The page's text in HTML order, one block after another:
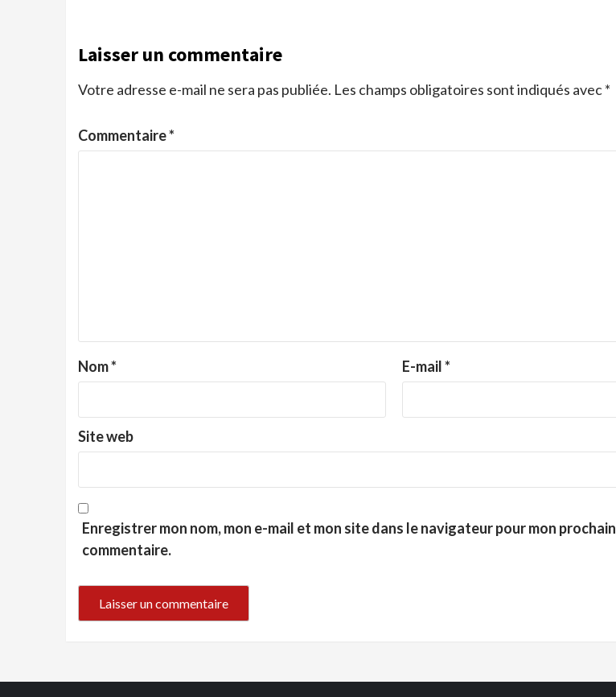
Laisser un commentaire
Votre adresse e-mail ne sera pas publiée. Les champs obligatoires sont indiqués avec*
Commentaire*
Nom* E-mail*
Site web
Enregistrer mon nom, mon e-mail et mon site dans le navigateur pour mon prochain
commentaire.